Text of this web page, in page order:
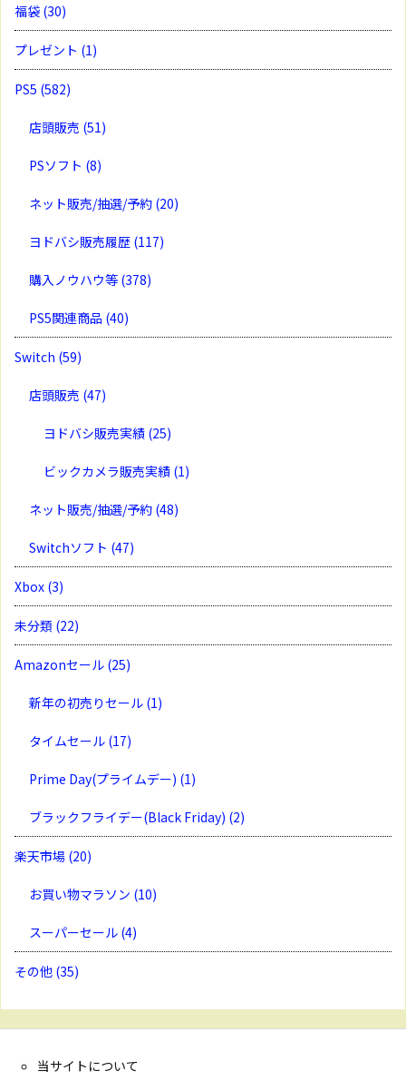
福袋 (30)
プレゼント (1)
PS5 (582)
店頭販売 (51)
PSソフト (8)
ネット販売/抽選/予約 (20)
ヨドバシ販売履歴 (117)
購入ノウハウ等 (378)
PS5関連商品 (40)
Switch (59)
店頭販売 (47)
ヨドバシ販売実績 (25)
ビックカメラ販売実績 (1)
ネット販売/抽選/予約 (48)
Switchソフト (47)
Xbox (3)
未分類 (22)
Amazonセール (25)
新年の初売りセール (1)
タイムセール (17)
Prime Day(プライムデー) (1)
ブラックフライデー(Black Friday) (2)
楽天市場 (20)
お買い物マラソン (10)
スーパーセール (4)
その他 (35)
当サイトについて